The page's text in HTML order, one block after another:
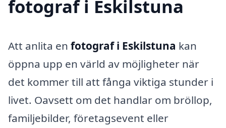
fotograf i Eskilstuna
Att anlita en fotograf i Eskilstuna kan
öppna upp en värld av möjligheter när
det kommer till att fånga viktiga stunder i
livet. Oavsett om det handlar om bröllop,
familjebilder, företagsevent eller